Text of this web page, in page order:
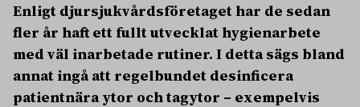
Enligt djursjukvårdsföretaget har de sedan
fler år haft ett fullt utvecklat hygienarbete
med väl inarbetade rutiner. I detta sägs bland
annat ingå att regelbundet desinficera
patientnära ytor och tagytor – exempelvis